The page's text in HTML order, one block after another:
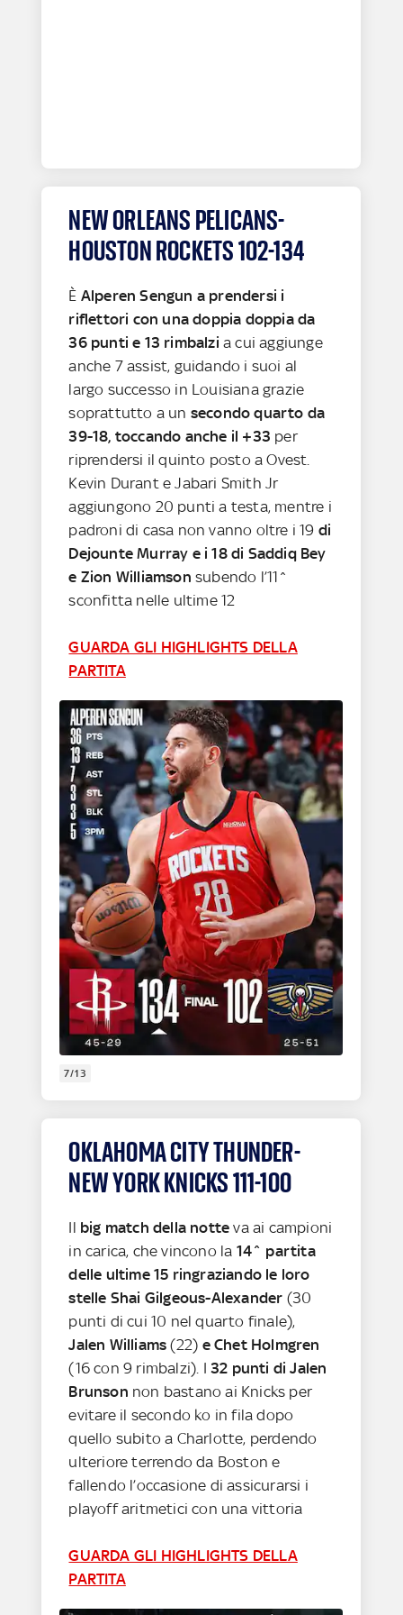
NEW ORLEANS PELICANS-
HOUSTON ROCKETS 102-134
È Alperen Sengun a prendersi i
riflettori con una doppia doppia da
36 punti e 13 rimbalzi a cui aggiunge
anche 7 assist, guidando i suoi al
largo successo in Louisiana grazie
soprattutto a un secondo quarto da
39-18, toccando anche il +33 per
riprendersi il quinto posto a Ovest.
Kevin Durant e Jabari Smith Jr
aggiungono 20 punti a testa, mentre i
padroni di casa non vanno oltre i 19 di
Dejounte Murray e i 18 di Saddiq Bey
e Zion Williamson subendo l’11^
sconfitta nelle ultime 12
GUARDA GLI HIGHLIGHTS DELLA
PARTITA
7/13
OKLAHOMA CITY THUNDER-
NEW YORK KNICKS 111-100
Il big match della notte va ai campioni
in carica, che vincono la 14^ partita
delle ultime 15 ringraziando le loro
stelle Shai Gilgeous-Alexander (30
punti di cui 10 nel quarto finale),
Jalen Williams (22) e Chet Holmgren
(16 con 9 rimbalzi). I32 punti di Jalen
Brunson non bastano ai Knicks per
evitare il secondo ko in fila dopo
quello subito a Charlotte, perdendo
ulteriore terrendo da Boston e
fallendo l’occasione di assicurarsi i
playoff aritmetici con una vittoria
GUARDA GLI HIGHLIGHTS DELLA
PARTITA